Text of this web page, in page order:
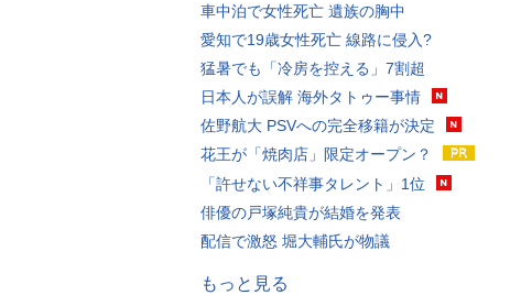
車中泊で女性死亡 遺族の胸中
愛知で19歳女性死亡 線路に侵入?
猛暑でも「冷房を控える」7割超
日本人が誤解 海外タトゥー事情
佐野航大 PSVへの完全移籍が決定
花王が「焼肉店」限定オープン？
「許せない不祥事タレント」1位
俳優の戸塚純貴が結婚を発表
配信で激怒 堀大輔氏が物議
もっと見る